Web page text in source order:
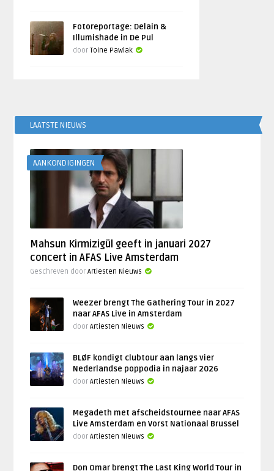
Fotoreportage: Delain &
Illumishade in De Pul
doorToine Pawlak
LAATSTE NIEUWS
AANKONDIGINGEN
Mahsun Kirmizigül geeft in januari 2027
concert in AFAS Live Amsterdam
Geschreven doorArtiesten Nieuws
Weezer brengt The Gathering Tour in 2027
naar AFAS Live in Amsterdam
doorArtiesten Nieuws
BLØF kondigt clubtour aan langs vier
Nederlandse poppodia in najaar 2026
doorArtiesten Nieuws
Megadeth met afscheidstournee naar AFAS
Live Amsterdam en Vorst Nationaal Brussel
doorArtiesten Nieuws
Don Omar brengt The Last King World Tour in